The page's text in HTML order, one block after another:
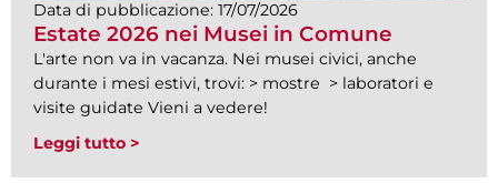
Data di pubblicazione: 17/07/2026
Estate 2026 nei Musei in Comune
L'arte non va in vacanza. Nei musei civici, anche
durante i mesi estivi, trovi: > mostre > laboratori e
visite guidate Vieni a vedere!
Leggi tutto >